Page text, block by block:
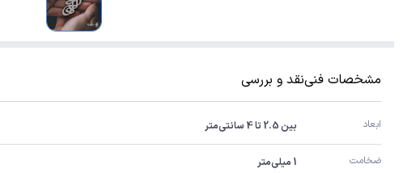
مشخصات فنینقد و بررسی
ابعاد بین 2.5 تا 4 سانتی‌متر
ضخامت 1 میلی‌متر